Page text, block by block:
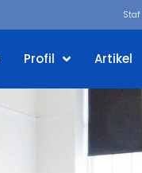
Staf
Profil Artikel